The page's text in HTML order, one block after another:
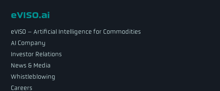
eVISO.ai
eVISO – Artificial Intelligence for Commodities
AI Company
Investor Relations
News & Media
Whistleblowing
Careers